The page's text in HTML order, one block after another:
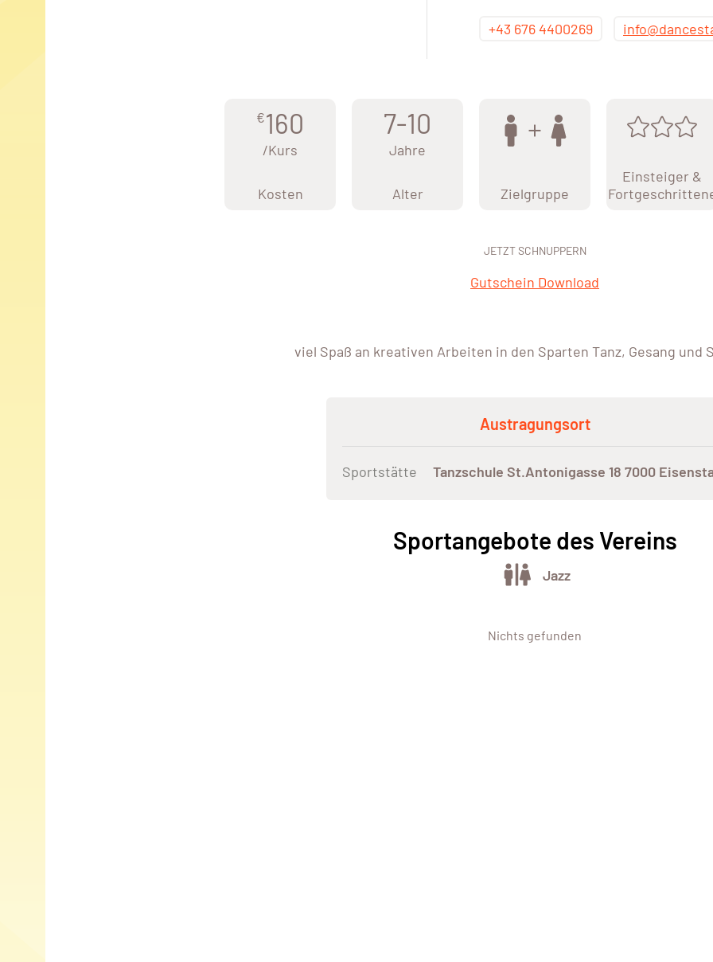
+43 676 4400269
€160
/Kurs
Kosten
7-10
Jahre
Alter Zielgruppe
Einsteiger &
JETZT SCHNUPPERN
Gutschein Download
viel Spaß an kreativen Arbeiten in den Sparten Tanz, Gesang und
Austragungsort
Sportstätte Tanzschule St.Antonigasse 18 7000
Sportangebote des Vereins
Jazz
Nichts gefunden